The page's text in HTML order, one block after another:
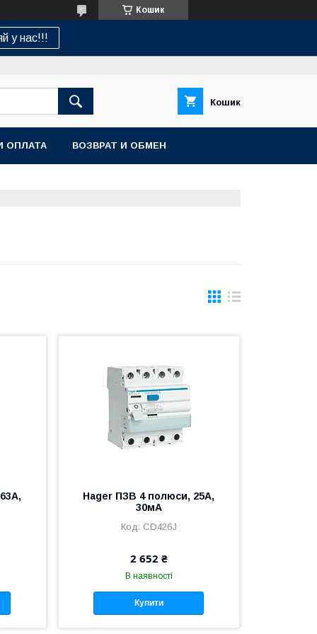
Кошик
у нас!!!
Кошик
ОПЛАТА ВОЗВРАТ И ОБМЕН
Hager ПЗВ 4 полюси, 25А,
30мА
CD426J
2 652 ₴
В наявності
Купити